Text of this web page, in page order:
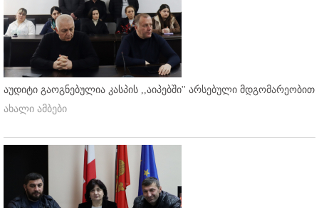
აუდიტი გაოგნებულია კასპის ,,აიპებში'' არსებული მდგომარეობით
ახალი ამბები